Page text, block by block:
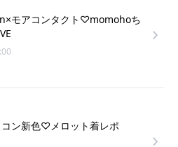
モアコンタクト♡momohoち
ン新色♡メロット着レポ